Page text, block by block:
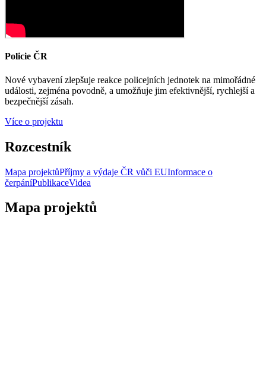
Policie ČR
Nové vybavení zlepšuje reakce policejních jednotek na mimořádné
události, zejména povodně, a umožňuje jim efektivnější, rychlejší a
bezpečnější zásah.
Více o projektu
Rozcestník
Mapa projektůPříjmy a výdaje ČR vůči EUInformace o
čerpáníPublikaceVidea
Mapa projektů